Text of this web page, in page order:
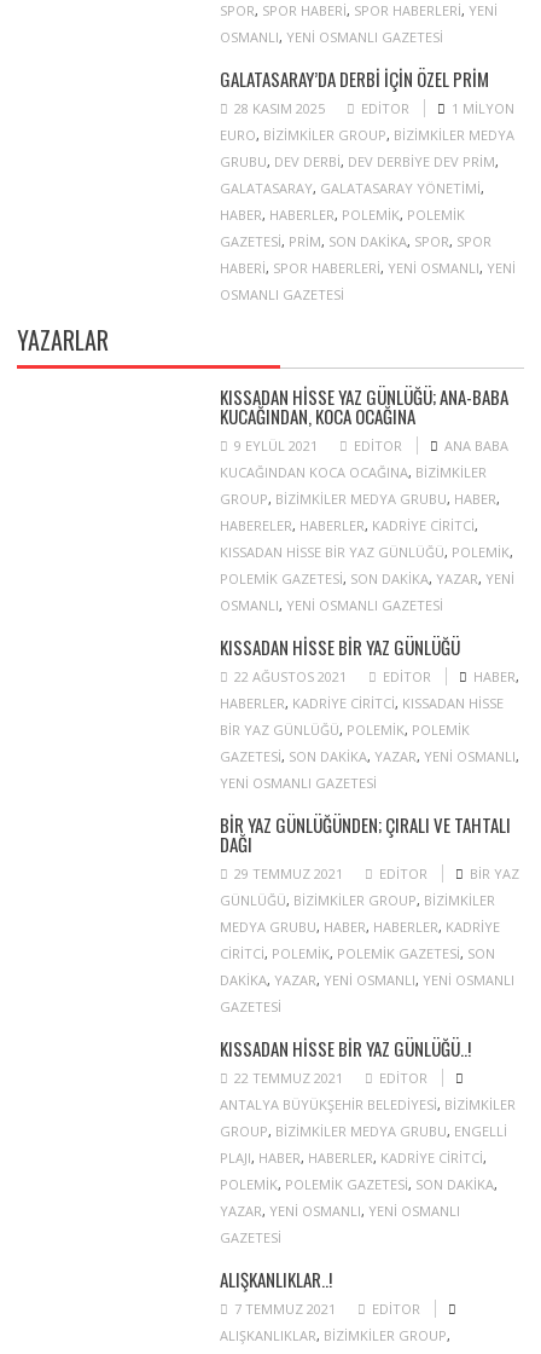
SPOR, SPOR HABERI, SPOR HABERLERI, YENI
OSMANLI, YENI OSMANLI GAZETESI
GALATASARAY’DA DERBI IÇIN ÖZEL PRIM
28 KASIM 2025 EDITOR
1 MILYON
EURO, BIZIMKILER GROUP, BIZIMKILER MEDYA
GRUBU, DEV DERBI, DEV DERBIYE DEV PRIM,
GALATASARAY, GALATASARAY YÖNETIMI,
HABER, HABERLER, POLEMIK, POLEMIK
GAZETESI, PRIM, SON DAKIKA, SPOR, SPOR
HABERI, SPOR HABERLERI, YENI OSMANLI, YENI
OSMANLI GAZETESI
YAZARLAR
KISSADAN HISSE YAZ GÜNLÜĞÜ; ANA-BABA
KUCAĞINDAN, KOCA OCAĞINA
9 EYLÜL 2021 EDITOR
ANA BABA
KUCAĞINDAN KOCA OCAĞINA, BIZIMKILER
GROUP, BIZIMKILER MEDYA GRUBU, HABER,
HABERELER, HABERLER, KADRIYE CIRITCI,
KISSADAN HISSE BIR YAZ GÜNLÜĞÜ, POLEMIK,
POLEMIK GAZETESI, SON DAKIKA, YAZAR, YENI
OSMANLI, YENI OSMANLI GAZETESI
KISSADAN HISSE BIR YAZ GÜNLÜĞÜ
22 AĞUSTOS 2021 EDITOR HABER,
HABERLER, KADRIYE CIRITCI, KISSADAN HISSE
BIR YAZ GÜNLÜĞÜ, POLEMIK, POLEMIK
GAZETESI, SON DAKIKA, YAZAR, YENI OSMANLI,
YENI OSMANLI GAZETESI
BIR YAZ GÜNLÜĞÜNDEN; ÇIRALI VE TAHTALI
DAĞI
29 TEMMUZ 2021 EDITOR
BIR YAZ
GÜNLÜĞÜ, BIZIMKILER GROUP, BIZIMKILER
MEDYA GRUBU, HABER, HABERLER, KADRIYE
CIRITCI, POLEMIK, POLEMIK GAZETESI, SON
DAKIKA, YAZAR, YENI OSMANLI, YENI OSMANLI
GAZETESI
KISSADAN HISSE BIR YAZ GÜNLÜĞÜ..!
22 TEMMUZ 2021
EDITOR
ANTALYA BÜYÜKŞEHIR BELEDIYESI, BIZIMKILER
GROUP, BIZIMKILER MEDYA GRUBU, ENGELLI
PLAJI, HABER, HABERLER, KADRIYE CIRITCI,
POLEMIK, POLEMIK GAZETESI, SON DAKIKA,
YAZAR, YENI OSMANLI, YENI OSMANLI
GAZETESI
ALIŞKANLIKLAR..!
7 TEMMUZ 2021
EDITOR
ALIŞKANLIKLAR, BIZIMKILER GROUP,